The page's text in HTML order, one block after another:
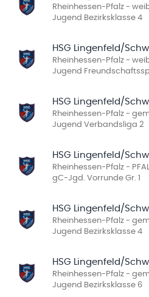
Rheinhessen-Pfalz -
Jugend Bezirksklasse 4
HSG Lingenfeld/
Rheinhessen-Pfalz -
Jugend
HSG Lingenfeld/
Rheinhessen-Pfalz -
Jugend Verbandsliga 2
HSG Lingenfeld/
Rheinhessen-Pfalz -
gC-Jgd. Vorrunde Gr. 1
HSG Lingenfeld/
Rheinhessen-Pfalz -
Jugend Bezirksklasse 4
HSG Lingenfeld/
Rheinhessen-Pfalz -
Jugend Bezirksklasse 6